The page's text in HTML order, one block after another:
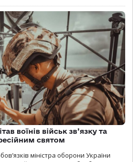
воїнів військ зв’язку та
святом
міністра оборони України